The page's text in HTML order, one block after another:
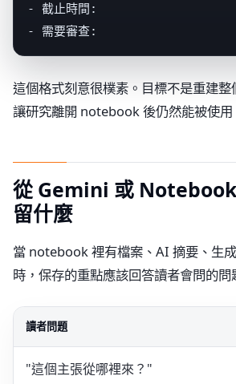
- 截止時間:
- 需要審查:
這個格式刻意很樸素。目標不是重建
讓研究離開 notebook 後仍然能被使用
從 Gemini 或
留什麼
當 notebook 裡有檔案、AI 摘要、生
時，保存的重點應該回答讀者會問的問
讀者問題
"這個主張從哪裡來？"